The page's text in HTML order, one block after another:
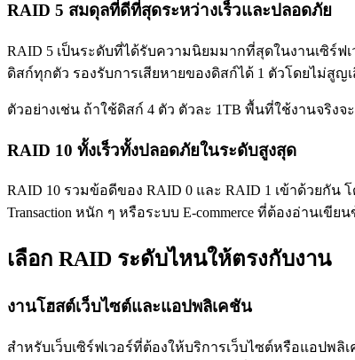
RAID 5 สมดุลที่ดีที่สุดระหว่างเร็วและปลอดภัย
RAID 5 เป็นระดับที่ได้รับความนิยมมากที่สุดในงานเซิร์ฟ
ดิสก์ทุกตัว รองรับการเสียหายของดิสก์ได้ 1 ตัวโดยไม่สูญ
ตัวอย่างเช่น ถ้าใช้ดิสก์ 4 ตัว ตัวละ 1TB พื้นที่ใช้งานจริง
RAID 10 ทั้งเร็วทั้งปลอดภัยในระดับสูงสุด
RAID 10 รวมข้อดีของ RAID 0 และ RAID 1 เข้าด้วยกั
Transaction หนัก ๆ หรือระบบ E-commerce ที่ต้องอ่านเ
เลือก RAID ระดับไหนให้ตรงกับงาน
งานโฮสต์เว็บไซต์และแอปพลิเคชัน
สำหรับเว็บเซิร์ฟเวอร์ที่ต้องให้บริการเว็บไซต์หรือแอป